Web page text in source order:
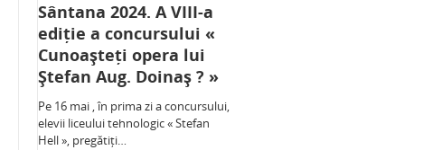
Sântana 2024. A VIII-a
ediție a concursului «
Cunoașteți opera lui
Ștefan Aug. Doinaș ? »
Pe 16 mai , în prima zi a concursului,
elevii liceului tehnologic « Stefan
Hell », pregătiți…